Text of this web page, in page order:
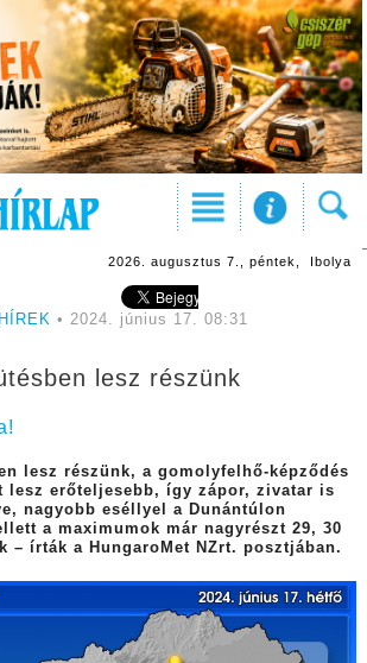
2026. augusztus 7., péntek, Ibolya
HÍREK • 2024. június 17. 08:31
lesz részünk
lesz részünk, a gomolyfelhő-képződés
lesz erőteljesebb, így zápor, zivatar is
nagyobb eséllyel a Dunántúlon
a maximumok már nagyrészt 29, 30
– írták a HungaroMet NZrt. posztjában.